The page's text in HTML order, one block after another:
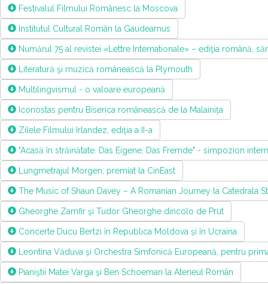
Festivalul Filmului Românesc la Moscova
Institutul Cultural Român la Gaudeamus
Numărul 75 al revistei «Lettre Internationale» – ediţia română,
Literatură şi muzică românească la Plymouth
Multilingvismul - o valoare europeană
Iconostas pentru Biserica românească de la Malainiţa
Zilele Filmului Irlandez, ediţia a II-a
"Acasă în străinătate. Das Eigene, Das Fremde" - simpozion
Lungmetrajul Morgen, premiat la CinEast
The Music of Shaun Davey – A Romanian Journey la Catedrala
Gheorghe Zamfir şi Tudor Gheorghe dincolo de Prut
Concerte Ducu Bertzi în Republica Moldova și în Ucraina
Leontina Văduva şi Orchestra Simfonică Europeană, pentru
Pianiştii Matei Varga şi Ben Schoeman la Ateneul Român